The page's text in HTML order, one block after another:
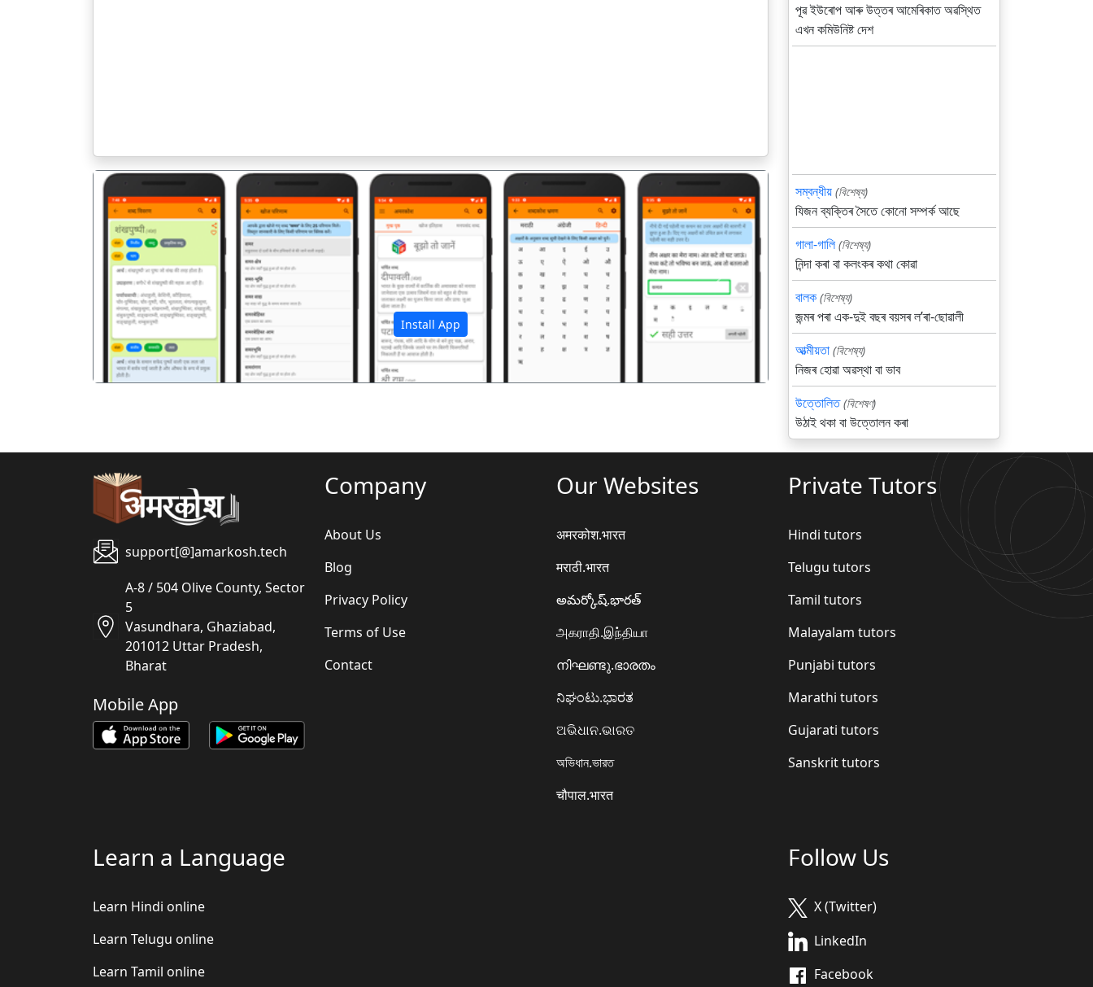
Install App
पिछला अगला
পূৱ ইউৰোপ আৰু উত্তৰ আমেৰিকাত অৱস্থিত
এখন কমিউনিষ্ট দেশ
সম্বন্ধীয় (বিশেষ্য)
যিজন ব্যক্তিৰ সৈতে কোনো সম্পর্ক আছে
গালা-গালি (বিশেষ্য)
নিন্দা কৰা বা কলংকৰ কথা কোৱা
বালক (বিশেষ্য)
জন্মৰ পৰা এক-দুই বছৰ বয়সৰ লʼৰা-ছোৱালী
আত্মীয়তা (বিশেষ্য)
নিজৰ হোৱা অৱস্থা বা ভাব
উত্তোলিত (বিশেষণ)
উঠাই থকা বা উত্তোলন কৰা
support[@]amarkosh.tech
A-8 / 504 Olive County, Sector
5
Vasundhara, Ghaziabad,
201012 Uttar Pradesh,
Bharat
Mobile App
Company
About Us
Blog
Privacy Policy
Terms of Use
Contact
Our Websites
अमरकोश.भारत
मराठी.भारत
అమర్కోష్.భారత్
அகராதி.இந்தியா
നിഘണ്ടു.ഭാരതം
ನಿಘಂಟು.ಭಾರತ
ଅଭିଧାନ.ଭାରତ
অভিধান.ভারত
चौपाल.भारत
Private Tutors
Hindi tutors
Telugu tutors
Tamil tutors
Malayalam tutors
Punjabi tutors
Marathi tutors
Gujarati tutors
Sanskrit tutors
Learn a Language
Learn Hindi online
Learn Telugu online
Learn Tamil online
Follow Us
X (Twitter)
LinkedIn
Facebook